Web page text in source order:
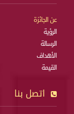
عن الجائزة
الرؤية
الرسالة
الأهداف
القيمة
اتصل بنا